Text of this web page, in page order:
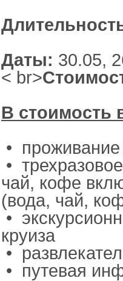
Даты: 30.05,
< br>
В стоимость
•
•
чай, кофе
(вода, чай,
•
круиза
•
• путевая